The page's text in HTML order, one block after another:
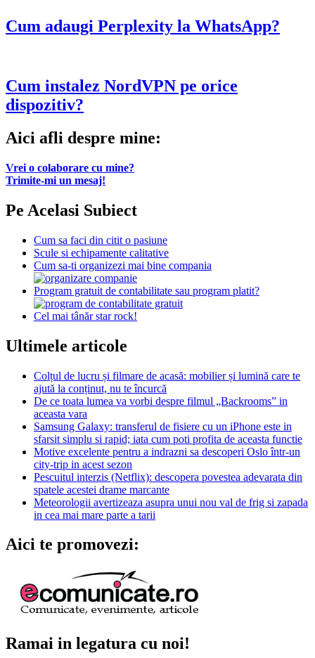
Cum adaugi Perplexity la WhatsApp?
Cum instalez NordVPN pe orice
dispozitiv?
Aici afli despre mine:
Vrei o colaborare cu mine?
Trimite-mi un mesaj!
Pe Acelasi Subiect
Cum sa faci din citit o pasiune
Scule si echipamente calitative
Cum sa-ti organizezi mai bine compania
Program gratuit de contabilitate sau program platit?
Cel mai tânăr star rock!
Ultimele articole
Colțul de lucru și filmare de acasă: mobilier și lumină care te
ajută la conținut, nu te încurcă
De ce toata lumea va vorbi despre filmul „Backrooms” in
aceasta vara
Samsung Galaxy: transferul de fisiere cu un iPhone este in
sfarsit simplu si rapid; iata cum poti profita de aceasta functie
Motive excelente pentru a indrazni sa descoperi Oslo într-un
city-trip in acest sezon
Pescuitul interzis (Netflix): descopera povestea adevarata din
spatele acestei drame marcante
Meteorologii avertizeaza asupra unui nou val de frig si zapada
in cea mai mare parte a tarii
Aici te promovezi:
Ramai in legatura cu noi!